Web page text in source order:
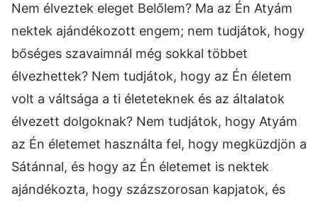
Nem élveztek eleget Belőlem? Ma az Én Atyám
nektek ajándékozott engem; nem tudjátok, hogy
bőséges szavaimnál még sokkal többet
élvezhettek? Nem tudjátok, hogy az Én életem
volt a váltsága a ti életeteknek és az általatok
élvezett dolgoknak? Nem tudjátok, hogy Atyám
az Én életemet használta fel, hogy megküzdjön a
Sátánnal, és hogy az Én életemet is nektek
ajándékozta, hogy százszorosan kapjatok, és